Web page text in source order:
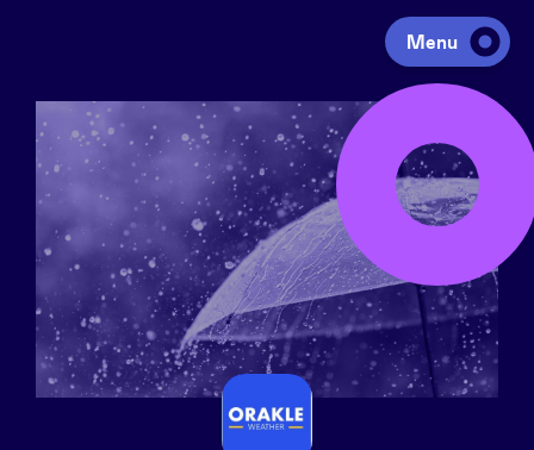
Menu
Investir
Lever des fonds
Portfolio
Agenda